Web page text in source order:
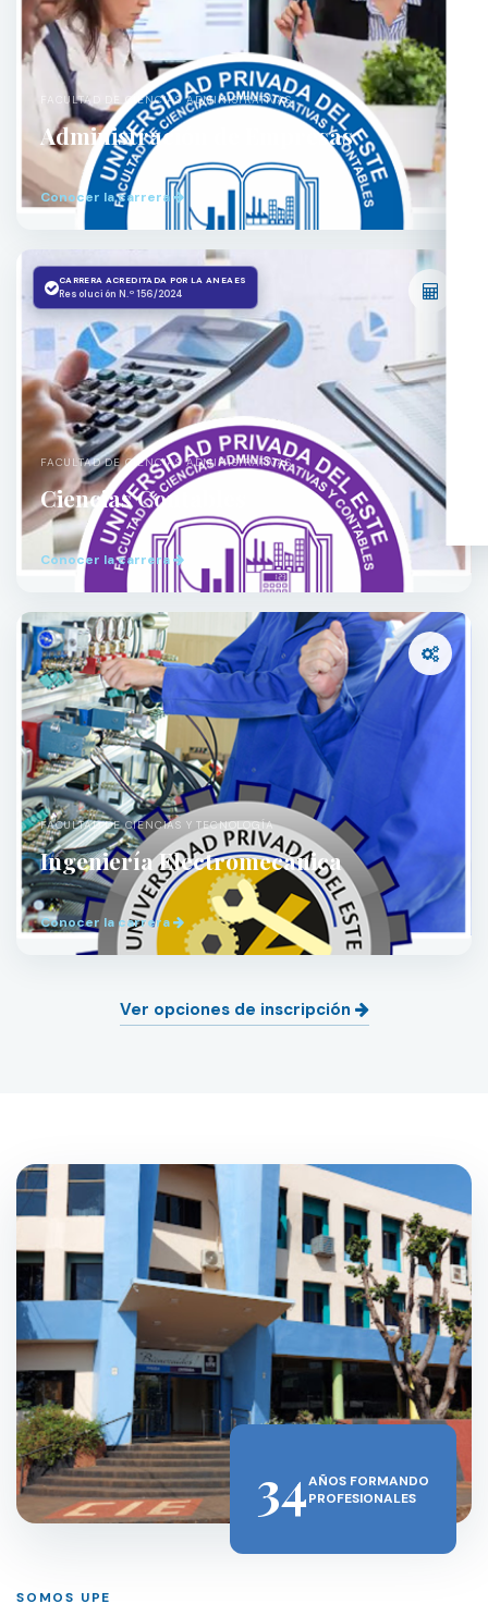
FACULTAD DE CIENCIAS ADMINISTRATIVAS
Administración de Empresas
Conocer la carrera
CARRERA ACREDITADA POR LA ANEAES
Resolución N.º 156/2024
FACULTAD DE CIENCIAS ADMINISTRATIVAS
Ciencias Contables
Conocer la carrera
FACULTAD DE CIENCIAS Y TECNOLOGÍA
Ingeniería Electromecánica
Conocer la carrera
Ver opciones de inscripción
34AÑOS FORMANDO
PROFESIONALES
SOMOS UPE